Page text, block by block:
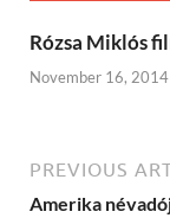
Rózsa Miklós
November 16, 2014
PREVIOUS
Amerika